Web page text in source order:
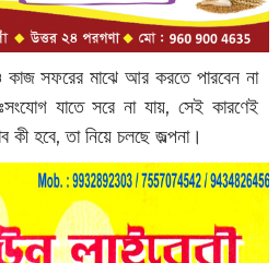
কাজ সফরের মাঝে আর করতে পারবেন না
যাতে সরে না যায়, সেই কারণেই
হবে, তা নিয়ে চলছে জল্পনা।